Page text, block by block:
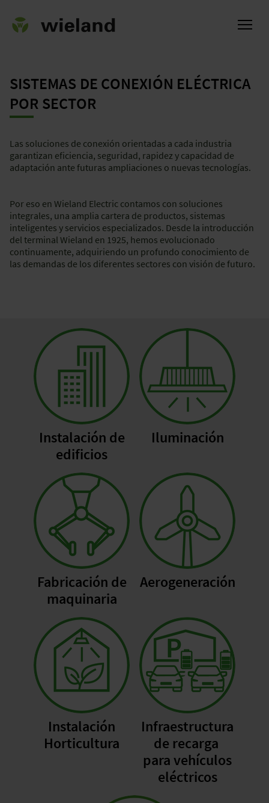
SISTEMAS DE CONEXIÓN ELÉCTRICA
POR SECTOR
Las soluciones de conexión orientadas a cada industria
garantizan eficiencia, seguridad, rapidez y capacidad de
adaptación ante futuras ampliaciones o nuevas tecnologías.
Por eso en Wieland Electric contamos con soluciones
integrales, una amplia cartera de productos, sistemas
inteligentes y servicios especializados. Desde la introducción
del terminal Wieland en 1925, hemos evolucionado
continuamente, adquiriendo un profundo conocimiento de
las demandas de los diferentes sectores con visión de futuro.
Instalación de
edificios
Iluminación
Fabricación de
maquinaria
Aerogeneración
Instalación
Horticultura
Infraestructura
de recarga
para vehículos
eléctricos